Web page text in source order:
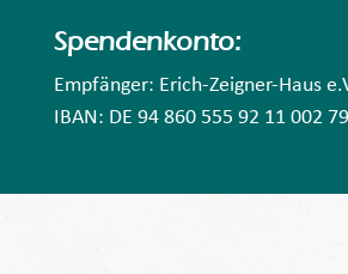
Spendenkonto:
Empfänger: Erich-Zeigner-Haus
IBAN: DE 94 860 555 92 11 002